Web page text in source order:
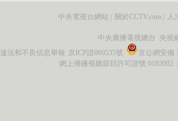
中央電視台網站 關於CCTV.com 人
中央廣播電視總台 央視
違法和不良信息舉報
京ICP證060535號
京公網安備
網上傳播視聽節目許可證號 0102002